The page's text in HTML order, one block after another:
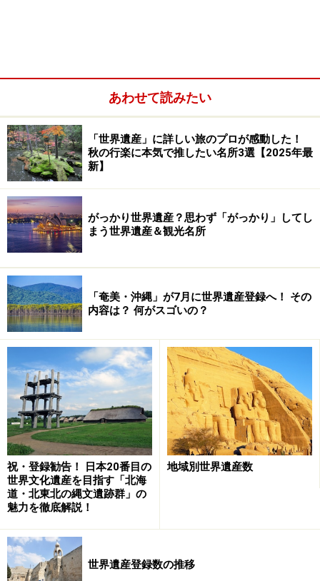
ローマ一押し！ カンピドリオの丘～フォ
ロ・ロマーノ～コロッセオ
フォロ・ロマーノの幻想的な景色。左の8本の柱はサトゥル
ヌス神殿のポルティコ（列柱廊）、中央奥はアントニヌス・
ピウスとファウスティナ神殿、手前右の列柱跡はバシリカ・
ユリア、右奥の三本柱がカストルとポルックス神殿
ミケランジェロがデザインしたカンピドリオの広場。幾何学
模様のモザイクとバロック様式の建造物群が荘厳さを醸し出
している
これまで世界中で古代遺跡を見てきたが、もっとも気に
入っている遺跡のひとつがローマ歴史地区だ。そしてロ
ーマの中でも特に好きなのが、カンピドリオの丘からフ
ォロ・ロマーノを通ってコロッセオに至る遺跡地帯！
■フォロ・ロマーノ（Googleマップ）
カンピドリオの丘にはカピトリーノ美術館やカンピドリ
あわせて読みたい
「世界遺産」に詳しい旅のプロが感動した！
秋の行楽に本気で推したい名所3選【2025年最
新】
がっかり世界遺産？思わず「がっかり」してし
まう世界遺産＆観光名所
「奄美・沖縄」が7月に世界遺産登録へ！ その
内容は？ 何がスゴいの？
祝・登録勧告！ 日本20番目の
世界文化遺産を目指す「北海
道・北東北の縄文遺跡群」の
魅力を徹底解説！
地域別世界遺産数
世界遺産登録数の推移